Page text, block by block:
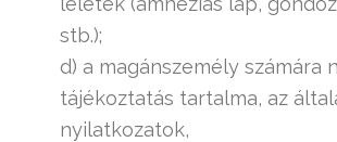
stb.);
d) a magánszemély számára
tájékoztatás tartalma, az
nyilatkozatok,